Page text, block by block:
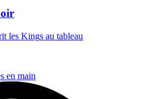
les Kings au tableau